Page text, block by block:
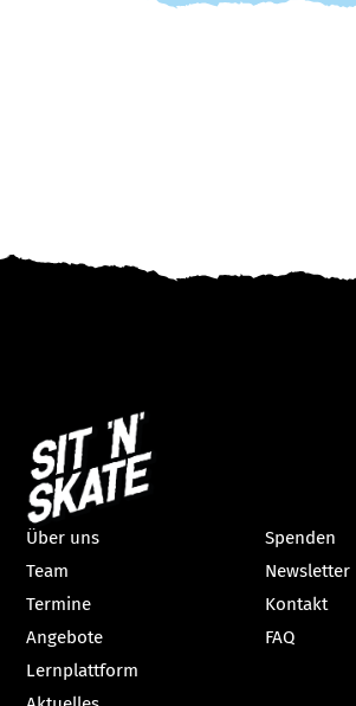
Über uns
Team
Termine
Angebote
Lernplattform
Spenden
Newsletter
Kontakt
FAQ